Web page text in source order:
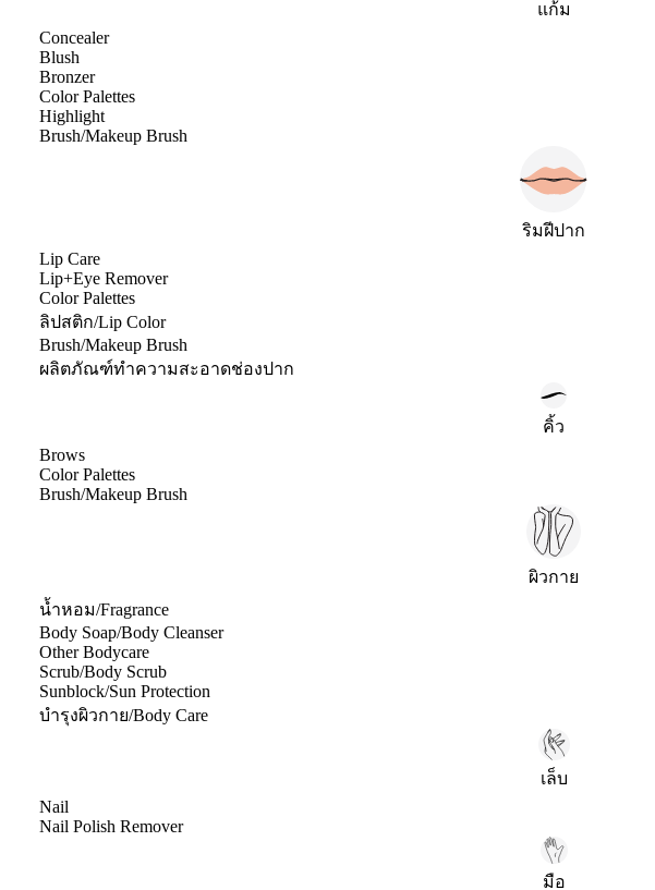
แก้ม
Concealer
Blush
Bronzer
Color Palettes
Highlight
Brush/Makeup Brush
ริมฝีปาก
Lip Care
Lip+Eye Remover
Color Palettes
ลิปสติก/Lip Color
Brush/Makeup Brush
ผลิตภัณฑ์ทำความสะอาดช่องปาก
คิ้ว
Brows
Color Palettes
Brush/Makeup Brush
ผิวกาย
น้ำหอม/Fragrance
Body Soap/Body Cleanser
Other Bodycare
Scrub/Body Scrub
Sunblock/Sun Protection
บำรุงผิวกาย/Body Care
เล็บ
Nail
Nail Polish Remover
มือ